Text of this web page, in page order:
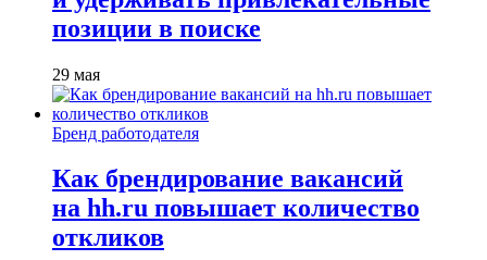
позиции в поиске
29 мая
Бренд работодателя
Как брендирование вакансий
на hh.ru повышает количество
откликов